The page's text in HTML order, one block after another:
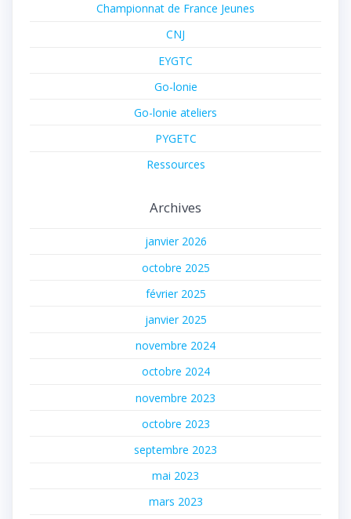
Championnat de France Jeunes
CNJ
EYGTC
Go-lonie
Go-lonie ateliers
PYGETC
Ressources
Archives
janvier 2026
octobre 2025
février 2025
janvier 2025
novembre 2024
octobre 2024
novembre 2023
octobre 2023
septembre 2023
mai 2023
mars 2023